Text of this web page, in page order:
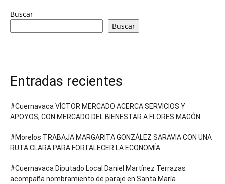
Buscar
Buscar
Entradas recientes
#Cuernavaca VÍCTOR MERCADO ACERCA SERVICIOS Y
APOYOS, CON MERCADO DEL BIENESTAR A FLORES MAGÓN.
#Morelos TRABAJA MARGARITA GONZÁLEZ SARAVIA CON UNA
RUTA CLARA PARA FORTALECER LA ECONOMÍA.
#Cuernavaca Diputado Local Daniel Martínez Terrazas
acompaña nombramiento de paraje en Santa María